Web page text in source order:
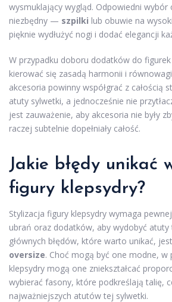
wysmuklający wygląd. Odpowiedni
niezbędny — szpilki lub obuwie na
pięknie wydłużyć nogi i dodać elegancji
W przypadku doboru dodatków do
kierować się zasadą harmonii i
akcesoria powinny współgrać z całością
atuty sylwetki, a jednocześnie nie
jest zauważenie, aby akcesoria nie były
raczej subtelnie dopełniały całość.
Jakie błędy unikać
figury klepsydry?
Stylizacja figury klepsydry wymaga
ubrań oraz dodatków, aby wydobyć atuty
głównych błędów, które warto unikać,
oversize. Choć mogą być one modne, w
klepsydry mogą one zniekształcać
wybierać fasony, które podkreślają talię,
najważniejszych atutów tej sylwetki.